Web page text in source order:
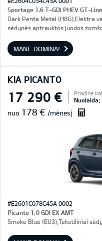
Sportage 1.6 T-GDI PHEV GT-
Dark Penta Metal (H8G),Elektra
sėdynės aptrauktos juodos
MANE DOMINA!
KIA PICANTO
17 290 € Pradinė
Nuolaida:
nuo 178 € /mėnesį
#E2601C078C45A 0002
Picanto 1,0 GDI EX AMT
Smoke Blue (EU3),Tekstiliniai